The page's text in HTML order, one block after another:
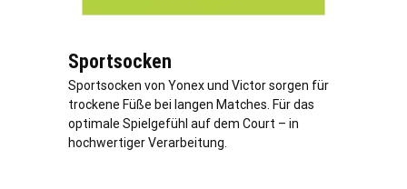
Sportsocken
Sportsocken von Yonex und Victor sorgen für
trockene Füße bei langen Matches. Für das
optimale Spielgefühl auf dem Court – in
hochwertiger Verarbeitung.